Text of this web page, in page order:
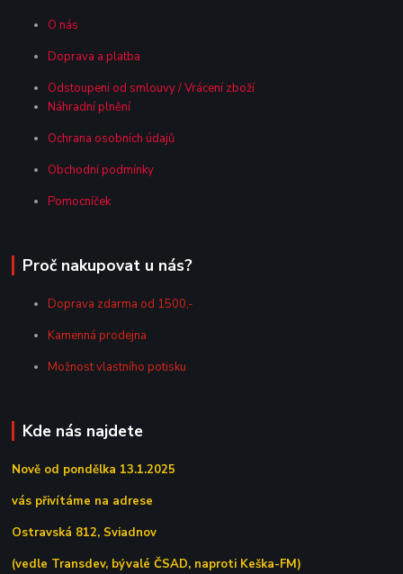
O nás
Doprava a platba
Odstoupeni od smlouvy / Vrácení zboží
Náhradní plnění
Ochrana osobních údajů
Obchodní podmínky
Pomocníček
Proč nakupovat u nás?
Doprava zdarma od 1500,-
Kamenná prodejna
Možnost vlastního potisku
Kde nás najdete
Nově od pondělka 13.1.2025
vás přivítáme na adrese
Ostravská 812, Sviadnov
(vedle Transdev, bývalé ČSAD, naproti Keška-FM)